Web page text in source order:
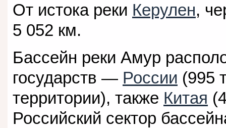
От истока реки Керулен,
5 052 км.
Бассейн реки Амур
государств — России (995
территории), также Китая
Российский сектор